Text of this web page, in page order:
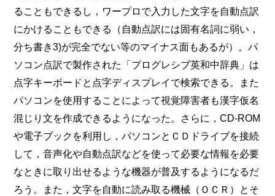
ることもできるし，ワープロで入力した文字を自動点訳
にかけることもできる（自動点訳には固有名詞に弱い，
分ち書き3)が完全でない等のマイナス面もあるが）。パ
ソコン点訳で製作された「プログレシブ英和中辞典」は
点字キーボードと点字ディスプレイで検索できる。また
パソコンを使用することによって視覚障害者も漢字仮名
混じり文を作成できるようになった。さらに，CD-ROM
や電子ブックを利用し，パソコンとＣＤドライブを接続
して，音声化や自動点訳などを使って必要な情報を必要
なときに取り出せるような機器が普及するようになるだ
ろう。また，文字を自動に読み取る機械（ＯＣＲ）とそ